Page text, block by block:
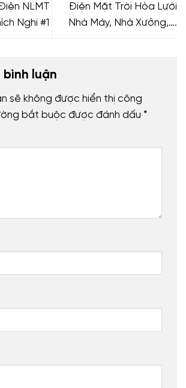
NLMT
Nghi #1
Điện Mặt Trời Hòa Lưới
Nhà Máy, Nhà Xưởng,….
luận
sẽ không được hiển thị công
bắt buộc được đánh dấu *